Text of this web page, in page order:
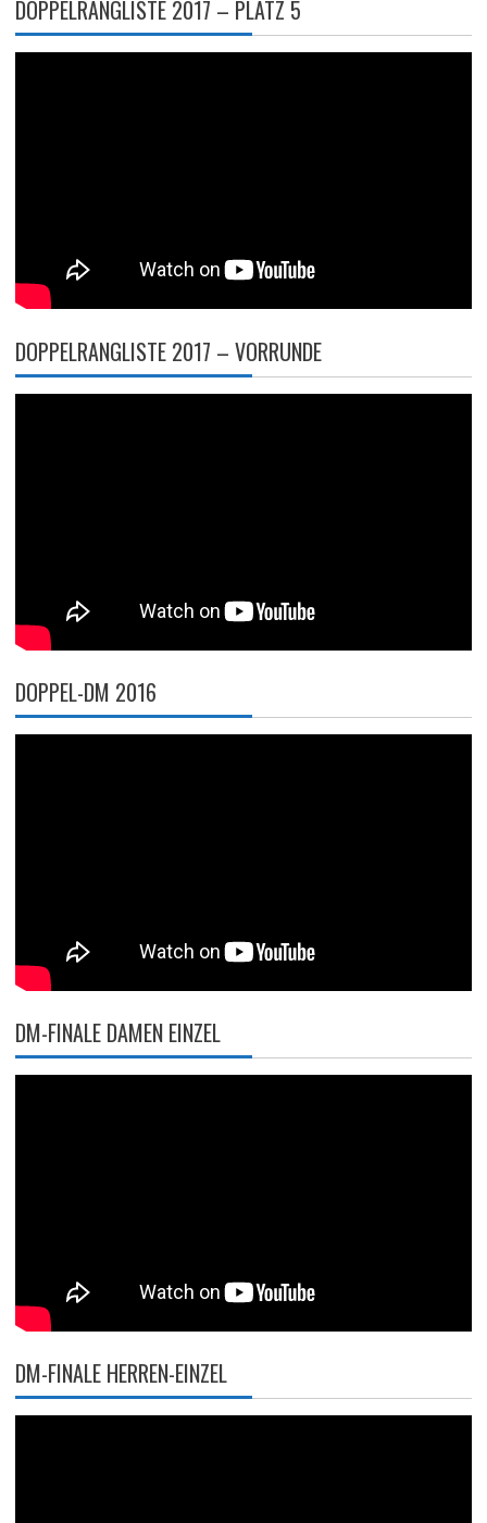
DOPPELRANGLISTE 2017 – PLATZ 5
DOPPELRANGLISTE 2017 – VORRUNDE
DOPPEL-DM 2016
DM-FINALE DAMEN EINZEL
DM-FINALE HERREN-EINZEL